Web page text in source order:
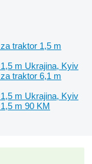
za traktor 1,5 m
1,5 m Ukrajina, Kyiv
za traktor 6,1 m
1,5 m Ukrajina, Kyiv
1,5 m 90 KM